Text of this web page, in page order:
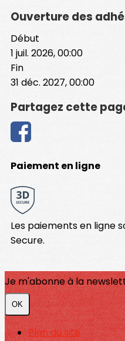
Ouverture des
Début
1 juil. 2026, 00:00
Fin
31 déc. 2027, 00:00
Partagez cette
Paiement en ligne
Les paiements en ligne
Secure.
Je m'abonne à la
OK
Plan du site